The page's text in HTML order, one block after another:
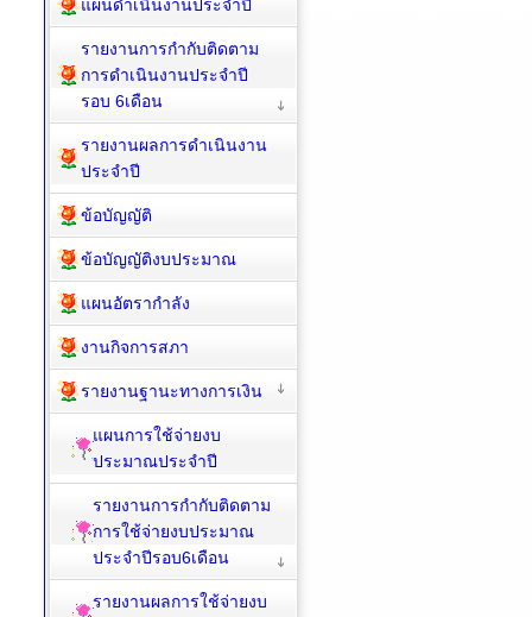
แผนดำเนินงานประจำปี
รายงานการกำกับติดตาม
การดำเนินงานประจำปี
รอบ 6เดือน
รายงานผลการดำเนินงาน
ประจำปี
ข้อบัญญัติ
ข้อบัญญัติงบประมาณ
แผนอัตรากำลัง
งานกิจการสภา
รายงานฐานะทางการเงิน
แผนการใช้จ่ายงบ
ประมาณประจำปี
รายงานการกำกับติดตาม
การใช้จ่ายงบประมาณ
ประจำปีรอบ6เดือน
รายงานผลการใช้จ่ายงบ